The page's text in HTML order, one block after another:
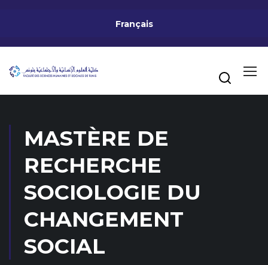
Français
MASTÈRE DE
RECHERCHE
SOCIOLOGIE DU
CHANGEMENT
SOCIAL